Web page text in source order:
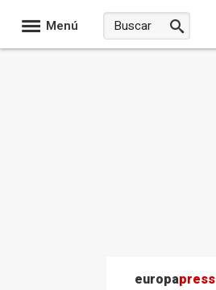
Menú
europapress